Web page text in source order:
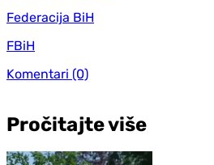
Federacija BiH
FBiH
Komentari (0)
Pročitajte više